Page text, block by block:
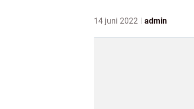
14 juni 2022 admin